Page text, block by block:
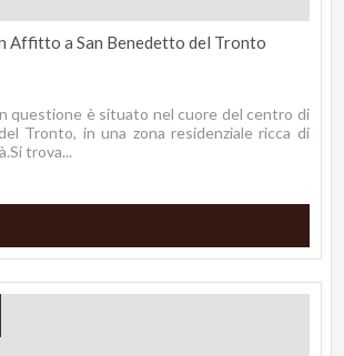
Affitto a San Benedetto del Tronto
questione è situato nel cuore del centro di
Tronto, in una zona residenziale ricca di
trova...